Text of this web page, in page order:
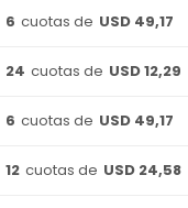
6 cuotas de USD 49,17
24 cuotas de USD 12,29
6 cuotas de USD 49,17
12 cuotas de USD 24,58